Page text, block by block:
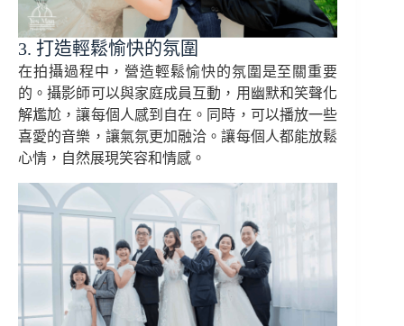
3. 打造輕鬆愉快的氛圍
在拍攝過程中，營造輕鬆愉快的氛圍是至關重要
的。攝影師可以與家庭成員互動，用幽默和笑聲化
解尷尬，讓每個人感到自在。同時，可以播放一些
喜愛的音樂，讓氣氛更加融洽。讓每個人都能放鬆
心情，自然展現笑容和情感。